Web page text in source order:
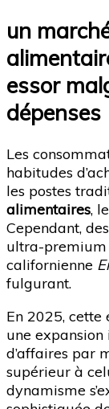
un
essor
dépenses
Les
habitudes
les postes
alimentaires,
Cependant,
ultra-premium
californienne
fulgurant.
En 2025, cette
une
d’affaires par
supérieur à
dynamisme